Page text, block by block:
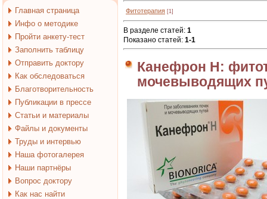
Главная страница
Инфо о методике
Пройти анкету-тест
Заполнить таблицу
Отправить доктору
Как обследоваться
Благотворительность
Публикации в прессе
Статьи и материалы
Файлы и документы
Труды и интервью
Наша фотогалерея
Наши партнёры
Вопрос доктору
Как нас найти
Фитотерапия [1]
В разделе статей: 1
Показано статей: 1-1
Канефрон Н:
мочевыводящих